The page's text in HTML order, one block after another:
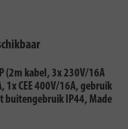
(2m kabel, 3x 230V/16A
1x CEE 400V/16A, gebruik
buitengebruik IP44, Made